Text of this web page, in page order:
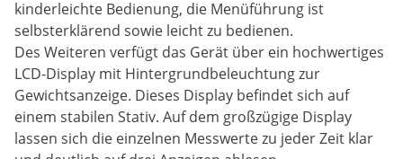
kinderleichte Bedienung, die Menüführung ist
selbsterklärend sowie leicht zu bedienen.
Des Weiteren verfügt das Gerät über ein hochwertiges
LCD-Display mit Hintergrundbeleuchtung zur
Gewichtsanzeige. Dieses Display befindet sich auf
einem stabilen Stativ. Auf dem großzügige Display
lassen sich die einzelnen Messwerte zu jeder Zeit klar